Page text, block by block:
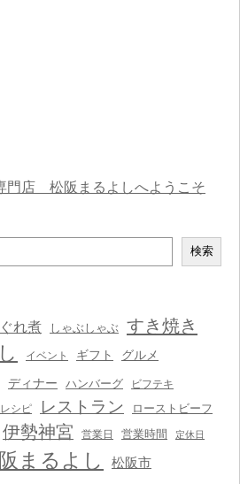
門店 松阪まるよしへようこそ
検索
れ煮 しゃぶしゃぶ すき焼き
イベント ギフト グルメ
ディナー ハンバーグ ビフテキ
レシピ レストラン ローストビーフ
伊勢神宮 営業日 営業時間 定休日
まるよし 松阪市